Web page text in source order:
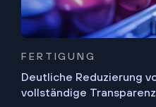
FERTIGUNG
Deutliche Reduzierung
vollständige